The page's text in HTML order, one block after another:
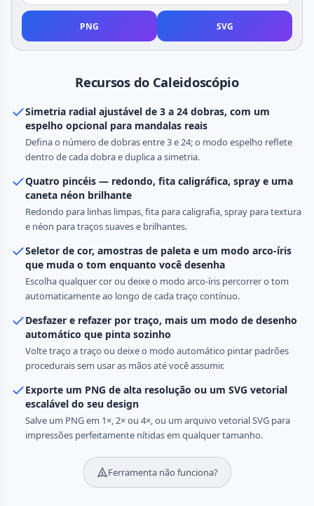
PNG SVG
Recursos do Caleidoscópio
Simetria radial ajustável de 3 a 24 dobras, com um
espelho opcional para mandalas reais
Defina o número de dobras entre 3 e 24; o modo espelho reflete
dentro de cada dobra e duplica a simetria.
Quatro pincéis — redondo, fita caligráfica, spray e uma
caneta néon brilhante
Redondo para linhas limpas, fita para caligrafia, spray para textura
e néon para traços suaves e brilhantes.
Seletor de cor, amostras de paleta e um modo arco-íris
que muda o tom enquanto você desenha
Escolha qualquer cor ou deixe o modo arco-íris percorrer o tom
automaticamente ao longo de cada traço contínuo.
Desfazer e refazer por traço, mais um modo de desenho
automático que pinta sozinho
Volte traço a traço ou deixe o modo automático pintar padrões
procedurais sem usar as mãos até você assumir.
Exporte um PNG de alta resolução ou um SVG vetorial
escalável do seu design
Salve um PNG em 1×, 2× ou 4×, ou um arquivo vetorial SVG para
impressões perfeitamente nítidas em qualquer tamanho.
Ferramenta não funciona?